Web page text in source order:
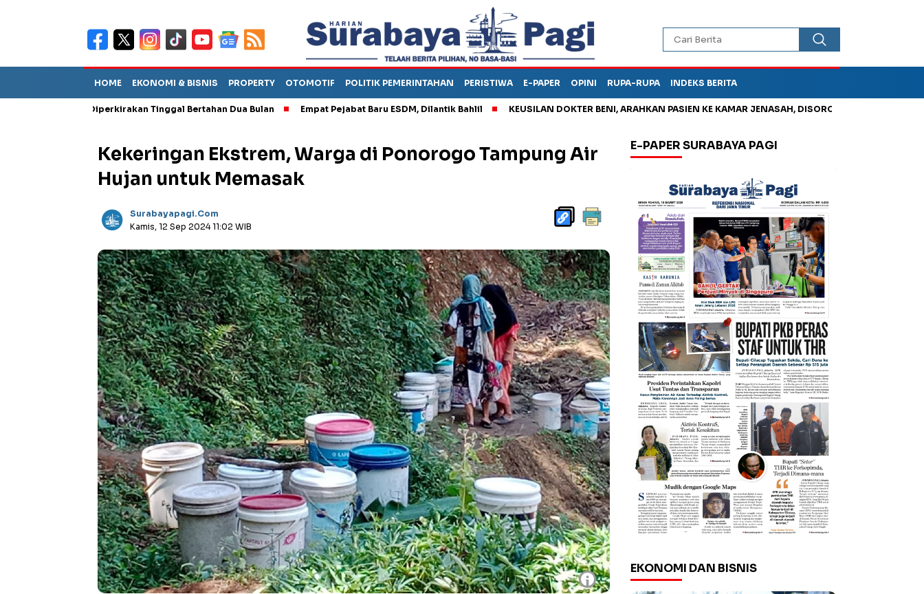
HOME EKONOMI & BISNIS PROPERTY OTOMOTIF POLITIK PEMERINTAHAN PERISTIWA E-PAPER OPINI RUPA-RUPA INDEKS BERITA
Sebut TPA Diperkirakan Tinggal Bertahan Dua Bulan Empat Pejabat Baru ESDM, Dilantik Bahlil KEUSILAN DOKTER BENI, ARAHKAN PASIEN KE KAMAR JENASAH, DISOROT Kurangi Timbunan
Kekeringan Ekstrem, Warga di Ponorogo Tampung Air
Hujan untuk Memasak
Surabayapagi.com
Kamis, 12 Sep 2024 11:02 WIB
i
E-PAPER SURABAYA PAGI
EKONOMI DAN BISNIS